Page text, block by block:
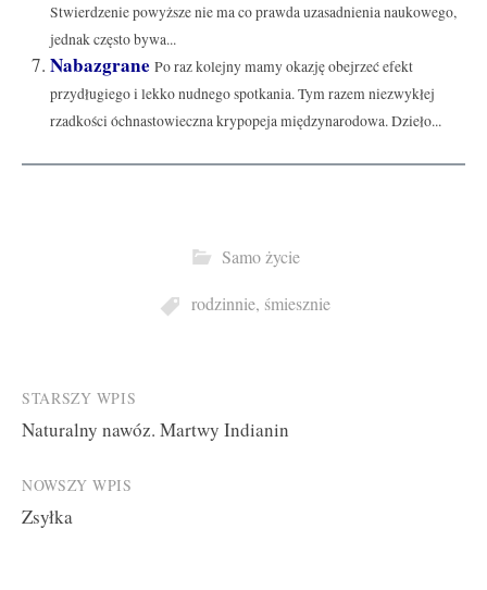
Stwierdzenie powyższe nie ma co prawda uzasadnienia naukowego,
jednak często bywa...
Nabazgrane Po raz kolejny mamy okazję obejrzeć efekt
przydługiego i lekko nudnego spotkania. Tym razem niezwykłej
rzadkości óchnastowieczna krypopeja międzynarodowa. Dzieło...
Samo życie
rodzinnie, śmiesznie
Post
navigation
STARSZY WPIS
Naturalny nawóz. Martwy Indianin
NOWSZY WPIS
Zsyłka